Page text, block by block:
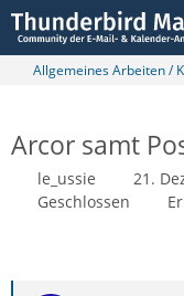
Allgemeines Arbeiten /
Arcor samt
le_ussie
21.
Geschlossen